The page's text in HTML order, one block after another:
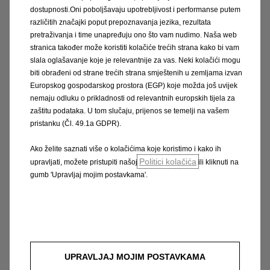
Manta A jedan je od brojnih legendarnih modela
koje je Opel proizveo u 125 godina svoje
povijesti proizvodnje automobila. Sportski
coupe sa stražnjim pogonom oduševio je
svojom izvrsnom upravljivosti i dizajnom 1970-
ih. Manta i danas nadahnjuje Opel. Dizajnerski
tim predvođen Markom Adamsom,
potpredsjednikom odjela za dizajn, nadahnuće
Manta A. Opel je 2021. predstavio potpuno
električni model Manta GSe, konceptualni
automobil originalnog dizajna s električnim
Rüsselsheimu sada poduzima sljedeće korake
za osuvremenjivanje legendarnog modela u
dostupnosti.Oni poboljšavaju upotrebljivost i performanse putem
različitih značajki poput prepoznavanja jezika, rezultata
pretraživanja i time unapređuju ono što vam nudimo. Naša web
stranica također može koristiti kolačiće trećih strana kako bi vam
slala oglašavanje koje je relevantnije za vas. Neki kolačići mogu
biti obrađeni od strane trećih strana smještenih u zemljama izvan
Europskog gospodarskog prostora (EGP) koje možda još uvijek
nemaju odluku o prikladnosti od relevantnih europskih tijela za
zaštitu podataka. U tom slučaju, prijenos se temelji na vašem
pristanku (Čl. 49.1a GDPR).
Ako želite saznati više o kolačićima koje koristimo i kako ih
upravljati, možete pristupiti našoj Politici kolačića ili kliknuti na
gumb 'Upravljaj mojim postavkama'.
UPRAVLJAJ MOJIM POSTAVKAMA